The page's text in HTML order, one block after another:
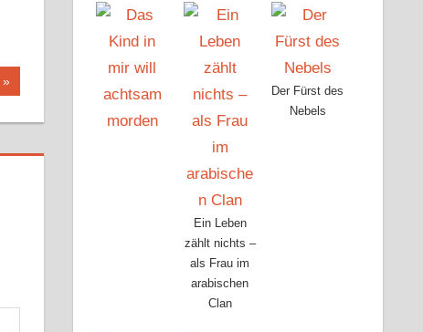
Ein Leben
zählt nichts –
als Frau im
arabischen
Clan
Der Fürst des
Nebels